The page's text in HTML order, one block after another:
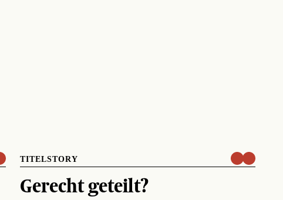
TITELSTORY
Gerecht geteilt?